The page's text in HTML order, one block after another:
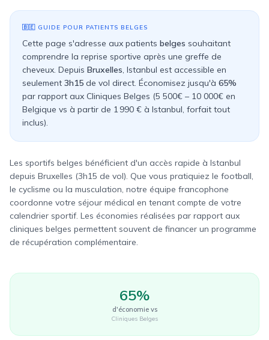
🇧🇪 GUIDE POUR PATIENTS BELGES
Cette page s'adresse aux patients belges souhaitant
comprendre la reprise sportive après une greffe de
cheveux. Depuis Bruxelles, Istanbul est accessible en
seulement 3h15 de vol direct. Économisez jusqu'à 65%
par rapport aux Cliniques Belges (5 500€ – 10 000€ en
Belgique vs à partir de 1 990 € à Istanbul, forfait tout
inclus).
Les sportifs belges bénéficient d'un accès rapide à Istanbul
depuis Bruxelles (3h15 de vol). Que vous pratiquiez le football,
le cyclisme ou la musculation, notre équipe francophone
coordonne votre séjour médical en tenant compte de votre
calendrier sportif. Les économies réalisées par rapport aux
cliniques belges permettent souvent de financer un programme
de récupération complémentaire.
65%
d'économie vs
Cliniques Belges